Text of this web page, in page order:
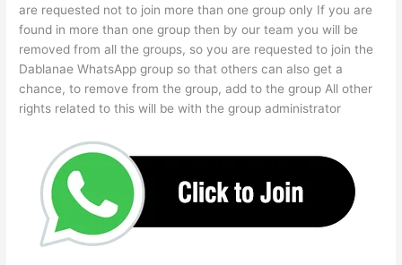
are requested not to join more than one group only If you are
found in more than one group then by our team you will be
removed from all the groups, so you are requested to join the
Dablanae WhatsApp group so that others can also get a
chance, to remove from the group, add to the group All other
rights related to this will be with the group administrator